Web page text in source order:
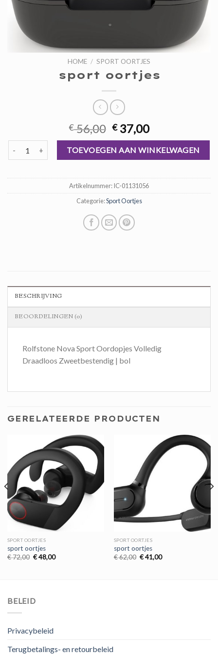
HOME / SPORT OORTJES
sport oortjes
€56,00 Oorspronkelijke
prijs
was:
€ 56,00.
€37,00Huidige
prijs
is:
€ 37,00.
sport oortjes aantalTOEVOEGEN AAN WINKELWAGEN
Artikelnummer:IC-01131056
Categorie:Sport Oortjes
BESCHRIJVING
BEOORDELINGEN (0)
Rolfstone Nova Sport Oordopjes Volledig
Draadloos Zweetbestendig | bol
GERELATEERDE PRODUCTEN
SPORT OORTJES
sport oortjes
€72,00 Oorspronkelijke
€48,00Huidige
SPORT OORTJES
sport oortjes
€62,00 Oorspronkelijke
€41,00Huidige
BELEID
Privacybeleid
Terugbetalings- en retourbeleid